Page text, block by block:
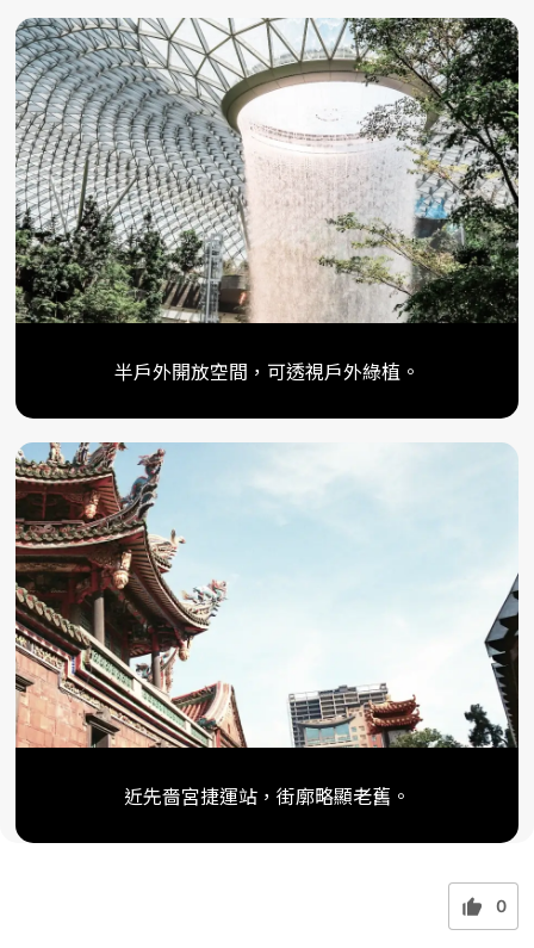
半戶外開放空間，可透視戶外綠植。
近先嗇宮捷運站，街廓略顯老舊。
0